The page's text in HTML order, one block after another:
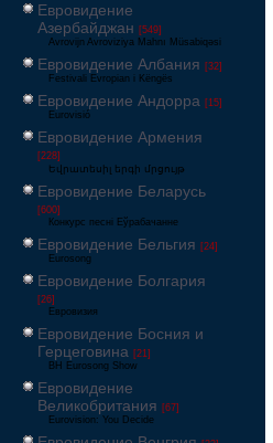
Евровидение
Азербайджан [549]
Avrovijn Avroviziya Mahnı Müsabiqəsi
Евровидение Албания [32]
Festivali Evropian i Këngës
Евровидение Андорра [15]
Eurovisió
Евровидение Армения
[228]
Եվրատեսիլ երգի մրցույթ
Евровидение Беларусь
[600]
Конкурс песні Еўрабачанне
Евровидение Бельгия [24]
Eurosong
Евровидение Болгария
[26]
Евровизия
Евровидение Босния и
Герцеговина [21]
BH Eurosong Show
Евровидение
Великобритания [67]
Eurovision: You Decide